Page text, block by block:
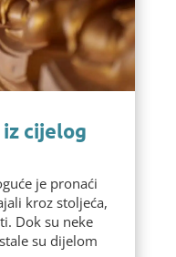
cijelog
je pronaći
kroz stoljeća,
Dok su neke
su dijelom